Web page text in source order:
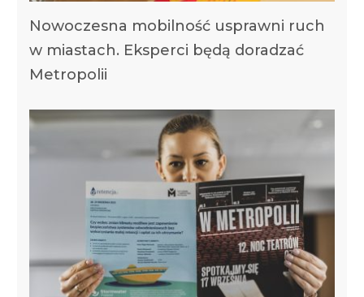
Nowoczesna mobilność usprawni ruch
w miastach. Eksperci będą doradzać
Metropolii